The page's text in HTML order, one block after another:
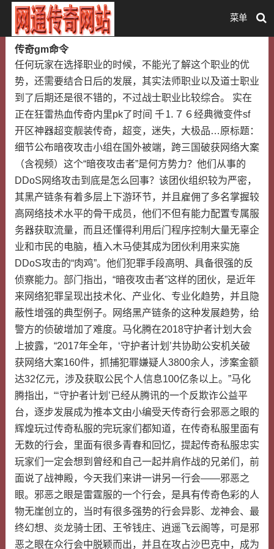
菜单
传奇gm命令
任何玩家在选择职业的时候，不能光了解这个职业的优
势，还需要结合日后的发展，其实法师职业以及道士职业
到了后期还是很不错的，不过战士职业比较综合。 实在
正在狂雷热血传奇内里pk了时间 千⒈７６经典微变件sf
开区神器超变靓装传奇，超变，迷失，大极品…原标题：
细节公布暗夜攻击小组在国外被端，跨三国破获网络大案
（含视频）这个“暗夜攻击者”是何方势力？他们从事的
DDoS网络攻击到底是怎么回事？该团伙组织较为严密，
其黑产链条有着多层上下游环节，并且雇佣了多名掌握较
高网络技术水平的骨干成员，他们不但有能力配置专属服
务器获取流量，而且还懂得利用后门程序控制大量无辜企
业和市民的电脑，植入木马使其成为团伙利用来实施
DDoS攻击的“肉鸡”。他们犯罪手段高明、具备很强的反
侦察能力。部门指出，“暗夜攻击者”这样的团伙，是近年
来网络犯罪呈现出技术化、产业化、专业化趋势，并且隐
蔽性增强的典型例子。网络黑产链条的这种发展趋势，给
警方的侦破增加了难度。马化腾在2018守护者计划大会
上披露，“2017年全年，‘守护者计划’共协助公安机关破
获网络大案160件，抓捕犯罪嫌疑人3800余人，涉案金额
达32亿元，涉及获取公民个人信息100亿条以上。”马化
腾指出，“‘守护者计划’已经从腾讯的一个反欺诈公益平
台，逐步发展成为推本文由小编受天传奇行会邪恶之眼的
辉煌玩过传奇私服的完玩家们都知道，在传奇私服里面有
无数的行会，里面有很多青春和回忆，提起传奇私服忠实
玩家们一定会想到曾经和自己一起并肩作战的兄弟们，前
面说了战神殿，今天我们来讲一讲另一行会——邪恶之
眼。邪恶之眼是雷霆服的一个行会，是具有传奇色彩的人
物无崖创立的，当时有很多强势的行会异影、龙神会、最
终幻想、炎龙骑士团、王爷钱庄、逍遥飞云阁等，可是邪
恶之眼在众行会中脱颖而出，并且在攻占沙巴克中，成为